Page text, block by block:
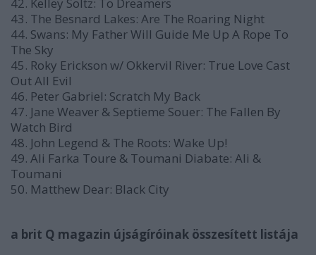
43. The Besnard Lakes: Are The Roaring Night
44. Swans: My Father Will Guide Me Up A Rope To
The Sky
45. Roky Erickson w/ Okkervil River: True Love Cast
Out All Evil
46. Peter Gabriel: Scratch My Back
47. Jane Weaver & Septieme Souer: The Fallen By
Watch Bird
48. John Legend & The Roots: Wake Up!
49. Ali Farka Toure & Toumani Diabate: Ali &
Toumani
50. Matthew Dear: Black City
a brit Q magazin újságíróinak összesített listája